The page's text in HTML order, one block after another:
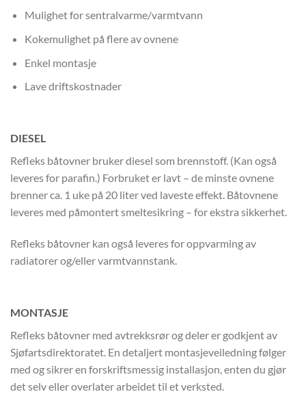
Mulighet for sentralvarme/varmtvann
Kokemulighet på flere av ovnene
Enkel montasje
Lave driftskostnader
DIESEL
Refleks båtovner bruker diesel som brennstoff. (Kan også
leveres for parafin.) Forbruket er lavt – de minste ovnene
brenner ca. 1 uke på 20 liter ved laveste effekt. Båtovnene
leveres med påmontert smeltesikring – for ekstra sikkerhet.
Refleks båtovner kan også leveres for oppvarming av
radiatorer og/eller varmtvannstank.
MONTASJE
Refleks båtovner med avtrekksrør og deler er godkjent av
Sjøfartsdirektoratet. En detaljert montasjeveiledning følger
med og sikrer en forskriftsmessig installasjon, enten du gjør
det selv eller overlater arbeidet til et verksted.